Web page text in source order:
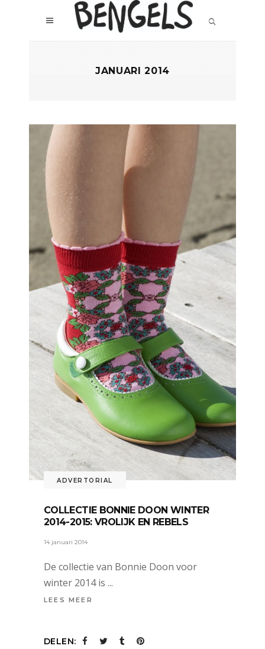
JANUARI 2014
ADVERTORIAL
COLLECTIE BONNIE DOON WINTER
2014-2015: VROLIJK EN REBELS
14 januari 2014
De collectie van Bonnie Doon voor
winter 2014 is
LEES MEER
DELEN: